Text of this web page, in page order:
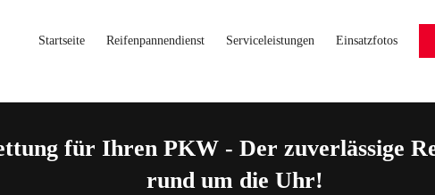
Startseite Reifenpannendienst Serviceleistungen Einsatzfotos
für Ihren PKW - Der zuverlässige
rund um die Uhr!